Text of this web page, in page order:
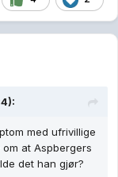
med ufrivillige
at Aspbergers
det han gjør?